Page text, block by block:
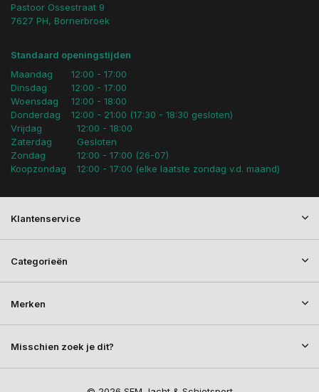
Pastoor Ossestraat 9
7627 PH, Bornerbroek
Standaard openingstijden
Maandag
Dinsdag
Woensdag
Donderdag
12:00 - 17:00
12:00 - 17:00
12:00 - 18:00
12:00 - 21:00 (17:30 - 18:30 gesloten)
Vrijdag
Zaterdag
Zondag
Koopzondag
12:00 - 18:00
Gesloten
12:00 - 17:00 (26-07)
12:00 - 17:00 (elke laatste zondag v.d. maand)
Klantenservice
Categorieën
Merken
Misschien zoek je dit?